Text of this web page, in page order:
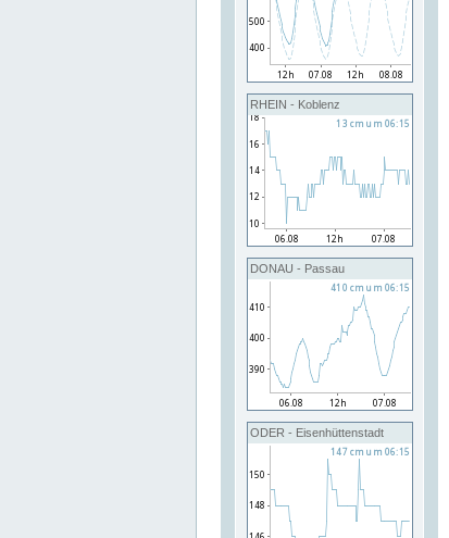
RHEIN - Koblenz
DONAU - Passau
ODER - Eisenhüttenstadt